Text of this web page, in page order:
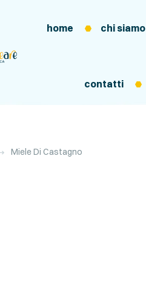
home chi siamo
contatti
Miele Di Castagno